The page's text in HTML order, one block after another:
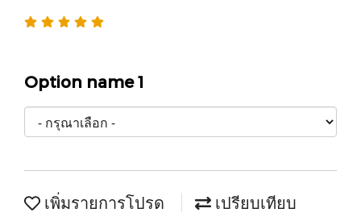
Option name 1
เพิ่มรายการโปรด เปรียบเทียบ